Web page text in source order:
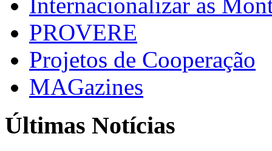
PROVERE
Projetos de Cooperação
MAGazines
Últimas Notícias